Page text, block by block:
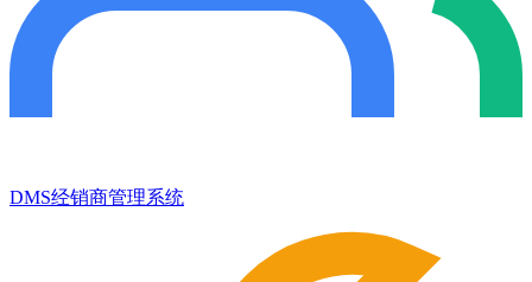
DMS经销商管理系统